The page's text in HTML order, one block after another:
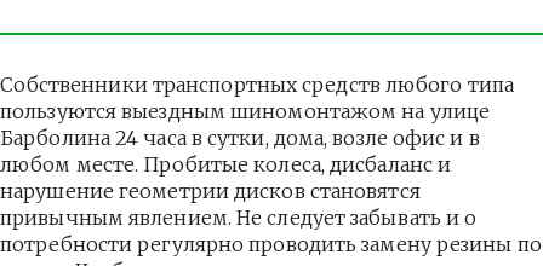
Собственники транспортных средств любого типа
пользуются выездным шиномонтажом на улице
Барболина 24 часа в сутки, дома, возле офис и в
любом месте. Пробитые колеса, дисбаланс и
нарушение геометрии дисков становятся
привычным явлением. Не следует забывать и о
потребности регулярно проводить замену резины по